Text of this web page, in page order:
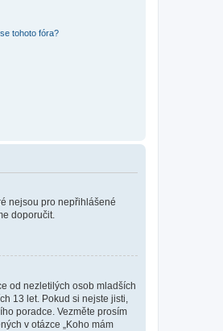
tohoto fóra?
nejsou pro nepřihlášené
doporučit.
od nezletilých osob mladších
13 let. Pokud si nejste jisti,
poradce. Vezměte prosím
v otázce „Koho mám